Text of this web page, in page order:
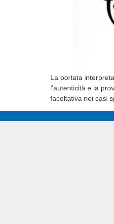
La portata
l’autenticità e la
facoltativa nei casi